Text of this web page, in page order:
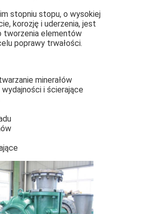
stopniu stopu, o wysokiej
korozję i uderzenia, jest
tworzenia elementów
poprawy trwałości.
minerałów
wydajności i ścierające